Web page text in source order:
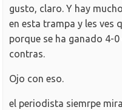
gusto, claro. Y hay
en esta trampa y les ves
porque se ha ganado 4-0
contras.
Ojo con eso.
el periodista siemrpe